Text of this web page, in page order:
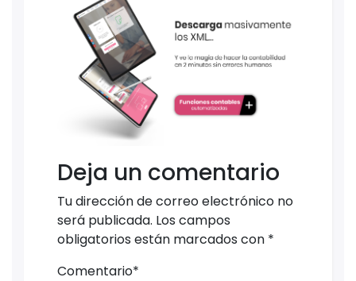
Deja un comentario
Tu dirección de correo electrónico no
será publicada. Los campos
obligatorios están marcados con *
Comentario*